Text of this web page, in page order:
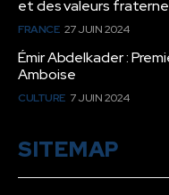
et des valeurs
FRANCE 27 JUIN 2024
Émir Abdelkader :
Amboise
CULTURE 7 JUIN 2024
SITEMAP